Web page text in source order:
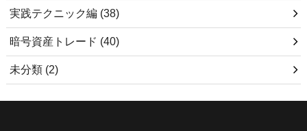
実践テクニック編 (38)
暗号資産トレード (40)
未分類 (2)